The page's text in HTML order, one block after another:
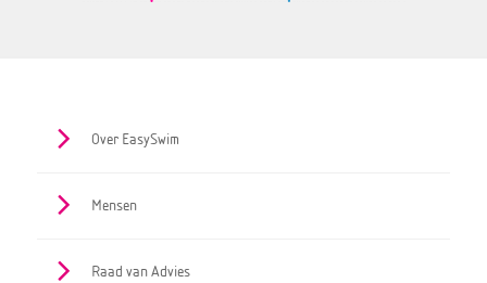
Over EasySwim
Mensen
Raad van Advies